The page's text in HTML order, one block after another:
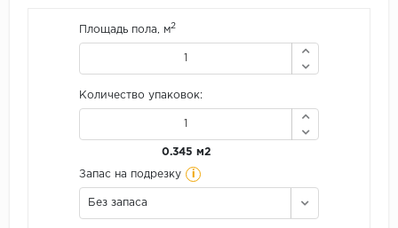
Площадь пола, м2
Количество упаковок:
0.345 м2
Запас на подрезку i
Без запаса